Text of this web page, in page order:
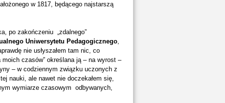
w 1817, będącego najstarszą
po zakończeniu „zdalnego”
Uniwersytetu Pedagogicznego,
nie usłyszałem tam nic, co
czasów” określana ją – na wyrost –
– w codziennym związku uczonych z
nauki, ale nawet nie doczekałem się,
wymiarze czasowym odbywanych,